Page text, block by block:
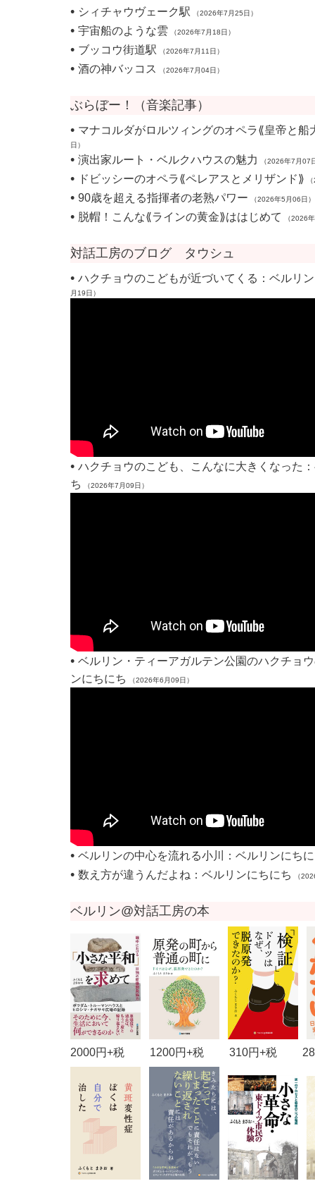
• シィチャウヴェーク駅 （2026年7月25日）
• 宇宙船のような雲 （2026年7月18日）
• ブッコウ街道駅 （2026年7月11日）
• 酒の神バッコス （2026年7月04日）
ぶらぼー！（音楽記事）
• マナコルダがロルツィングのオペラ⟪皇帝と船
日）
• 演出家ルート・ベルクハウスの魅力 （2026年7月07
• ドビッシーのオペラ⟪ペレアスとメリザンド⟫
• 90歳を超える指揮者の老熟パワー （2026年5月06日）
• 脱帽！こんな⟪ラインの黄金⟫ははじめて （2026
対話工房のブログ タウシュ
• ハクチョウのこどもが近づいてくる：ベルリ
月19日）
• ハクチョウのこども、こんなに大きくなった
ち
（2026年7月09日）
• ベルリン・ティーアガルテン公園のハクチョ
ンにちにち
（2026年6月09日）
• ベルリンの中心を流れる小川：ベルリンにち
• 数え方が違うんだよね：ベルリンにちにち （
ベルリン@対話工房の本
2000円+税 1200円+税 310円+税 280